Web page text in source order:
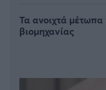
Τα ανοιχτά μέτωπα
βιομηχανίας